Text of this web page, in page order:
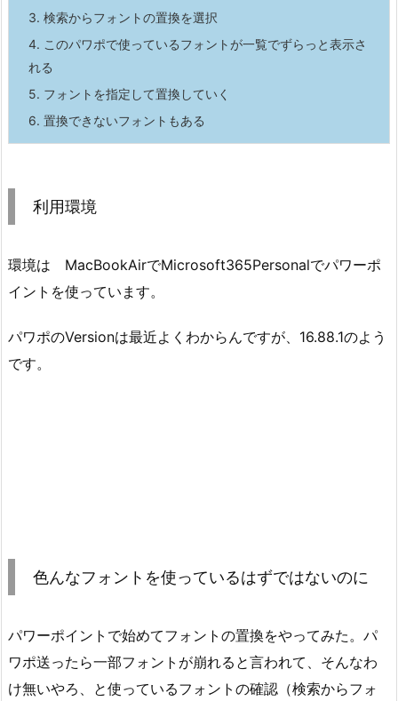
3. 検索からフォントの置換を選択
4. このパワポで使っているフォントが一覧でずらっと表示さ
れる
5. フォントを指定して置換していく
6. 置換できないフォントもある
利用環境
環境は MacBookAirでMicrosoft365Personalでパワーポ
イントを使っています。
パワポのVersionは最近よくわからんですが、16.88.1のよう
です。
色んなフォントを使っているはずではないのに
パワーポイントで始めてフォントの置換をやってみた。パ
ワポ送ったら一部フォントが崩れると言われて、そんなわ
け無いやろ、と使っているフォントの確認（検索からフォ